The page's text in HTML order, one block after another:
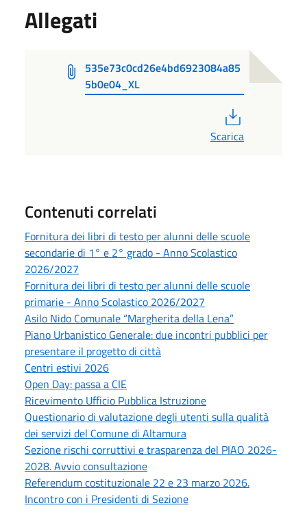
Allegati
535e73c0cd26e4bd6923084a85
5b0e04_XL
Scarica
Contenuti correlati
Fornitura dei libri di testo per alunni delle scuole
secondarie di 1° e 2° grado - Anno Scolastico
2026/2027
Fornitura dei libri di testo per alunni delle scuole
primarie - Anno Scolastico 2026/2027
Asilo Nido Comunale “Margherita della Lena”
Piano Urbanistico Generale: due incontri pubblici per
presentare il progetto di città
Centri estivi 2026
Open Day: passa a CIE
Ricevimento Ufficio Pubblica Istruzione
Questionario di valutazione degli utenti sulla qualità
dei servizi del Comune di Altamura
Sezione rischi corruttivi e trasparenza del PIAO 2026-
2028. Avvio consultazione
Referendum costituzionale 22 e 23 marzo 2026.
Incontro con i Presidenti di Sezione